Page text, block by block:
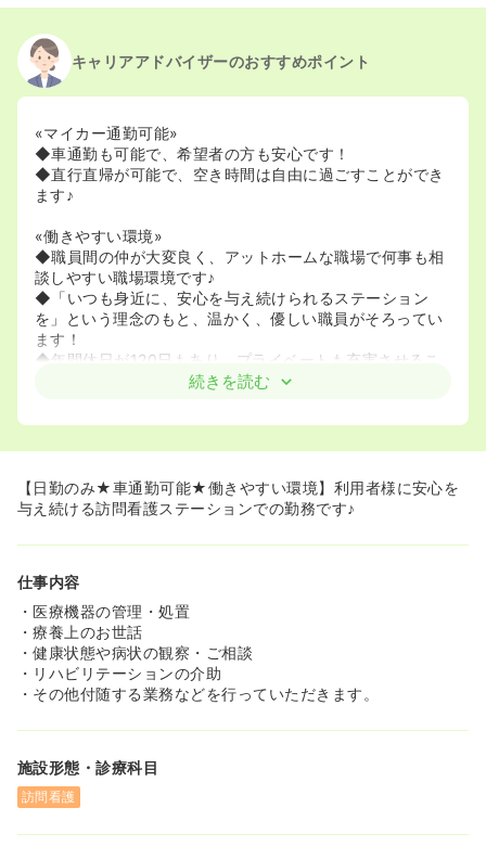
キャリアアドバイザーのおすすめポイント
«マイカー通勤可能»
◆車通勤も可能で、希望者の方も安心です！
◆直行直帰が可能で、空き時間は自由に過ごすことができ
ます♪
«働きやすい環境»
◆職員間の仲が大変良く、アットホームな職場で何事も相
談しやすい職場環境です♪
◆「いつも身近に、安心を与え続けられるステーション
を」という理念のもと、温かく、優しい職員がそろってい
ます！
◆年間休日が120日もあり、プライベートも充実させるこ
続きを読む
【日勤のみ★車通勤可能★働きやすい環境】利用者様に安心を
与え続ける訪問看護ステーションでの勤務です♪
仕事内容
・医療機器の管理・処置
・療養上のお世話
・健康状態や病状の観察・ご相談
・リハビリテーションの介助
・その他付随する業務などを行っていただきます。
施設形態・診療科目
訪問看護